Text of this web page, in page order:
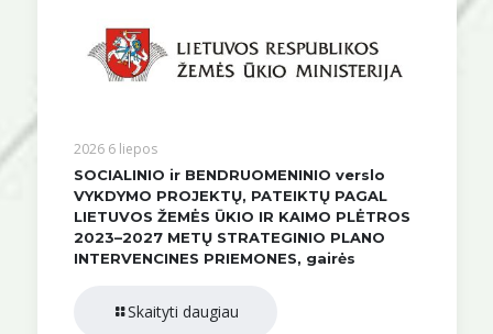
2026 6 liepos
SOCIALINIO ir BENDRUOMENINIO verslo
VYKDYMO PROJEKTŲ, PATEIKTŲ PAGAL
LIETUVOS ŽEMĖS ŪKIO IR KAIMO PLĖTROS
2023–2027 METŲ STRATEGINIO PLANO
INTERVENCINES PRIEMONES, gairės
Skaityti daugiau